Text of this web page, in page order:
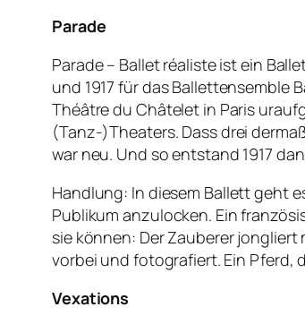
Parade
Parade – Ballet réaliste ist ein
und 1917 für das Ballettensemble
Théâtre du Châtelet in Paris
(Tanz-)Theaters. Dass drei
war neu. Und so entstand 1917
Handlung: In diesem Ballett geht
Publikum anzulocken. Ein
sie können: Der Zauberer
vorbei und fotografiert. Ein Pferd,
Vexations